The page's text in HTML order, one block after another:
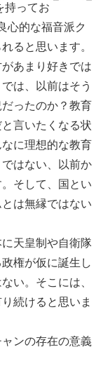
持ってお
心的な福音派ク
ると思います。
あまり好きでは
は、以前はそう
ったのか？教育
言いたくなる状
に理想的な教育
はない、以前か
そして、国とい
は無縁ではない
天皇制や自衛隊
権が仮に誕生し
い。そこには、
続けると思いま
ンの存在の意義